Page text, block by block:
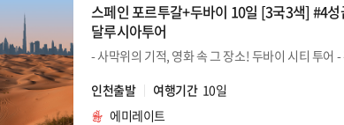
스페인 포르투갈+두바이 10일 [3국3색] #4
달루시아투어
인천출발
여행기간 10일
에미레이트